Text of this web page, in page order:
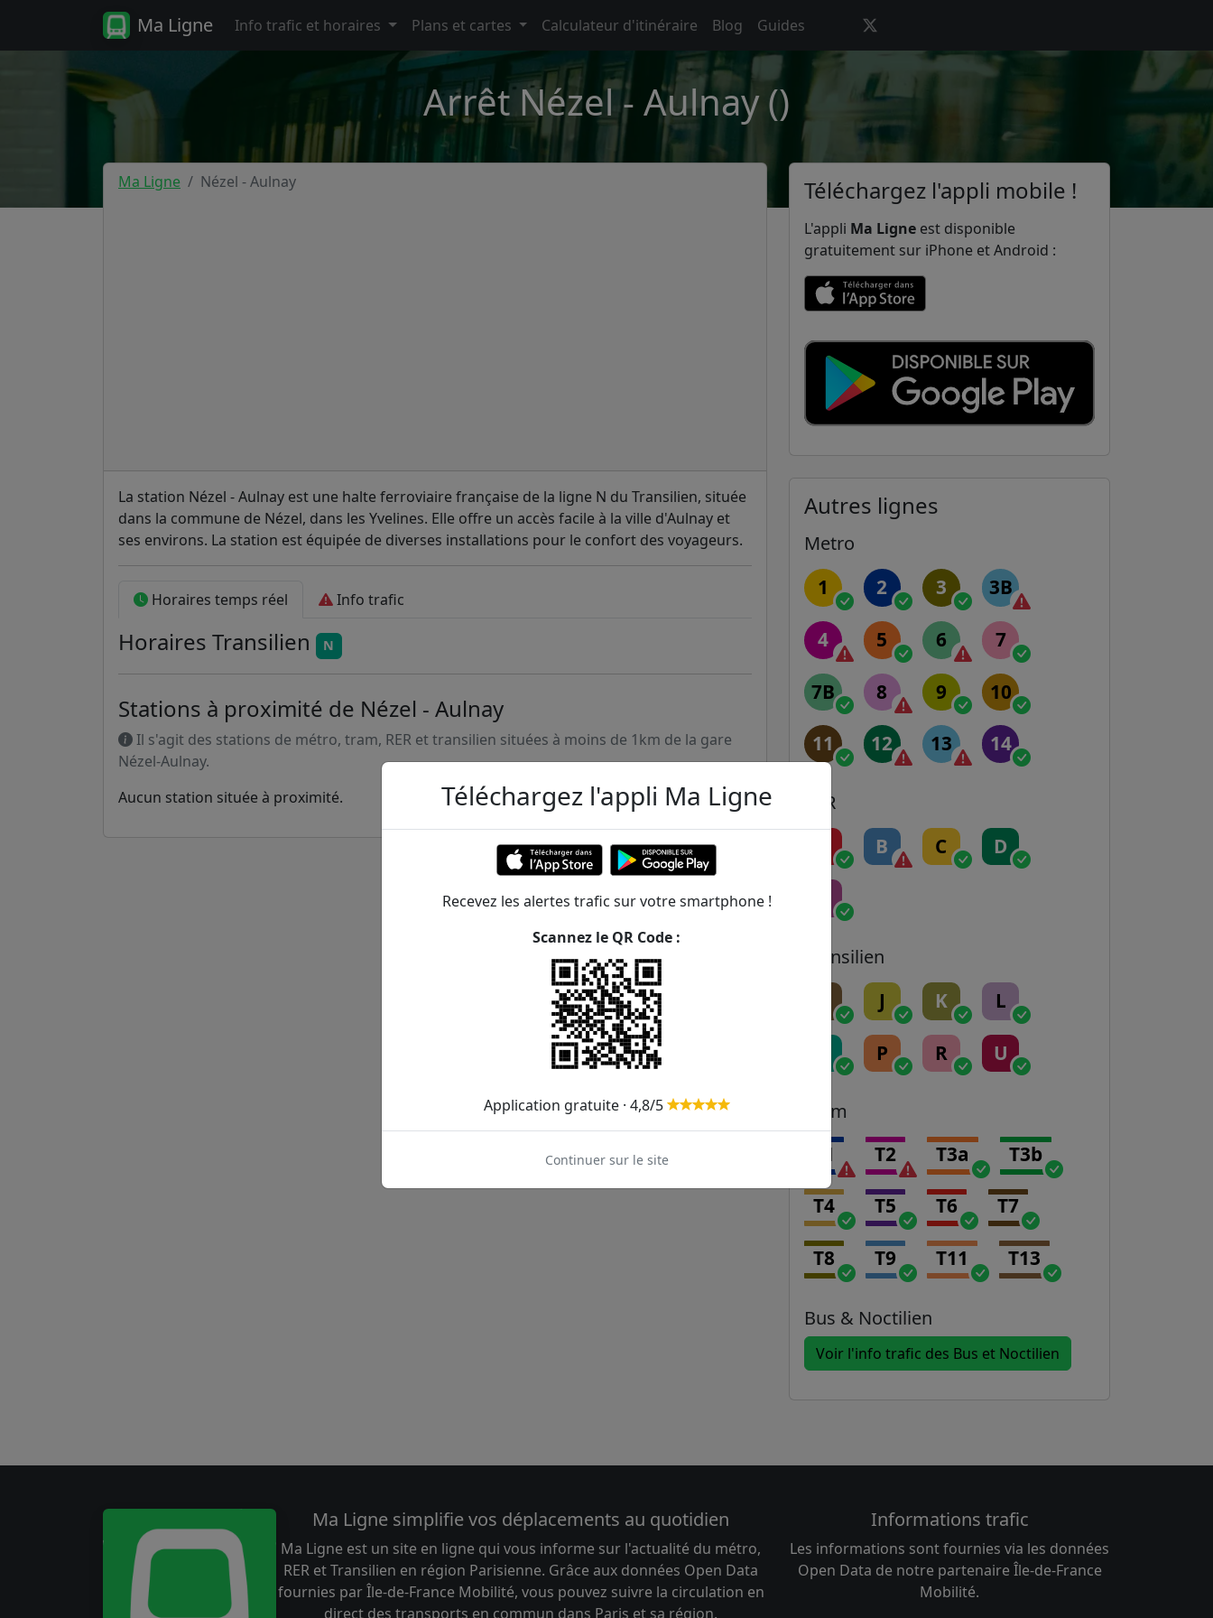
Ma Ligne Info trafic et horaires Plans et cartes Calculateur d'itinéraire Blog Guides
Arrêt Nézel - Aulnay ()
Ma Ligne Nézel - Aulnay
La station Nézel - Aulnay est une halte ferroviaire française de la ligne N du Transilien, située
dans la commune de Nézel, dans les Yvelines. Elle offre un accès facile à la ville d'Aulnay et
ses environs. La station est équipée de diverses installations pour le confort des voyageurs.
Horaires temps réel Info trafic
Horaires Transilien N
Stations à proximité de Nézel - Aulnay
Il s'agit des stations de métro, tram, RER et transilien situées à moins de 1km de la gare
Nézel-Aulnay.
Aucun station située à proximité.
Téléchargez l'appli mobile !
L'appli Ma Ligne est disponible
gratuitement sur iPhone et Android :
Autres lignes
Metro
1 2 3 3B
4 5 6 7
7B 8 9 10
11 12 13 14
RER
B C D
Transilien
J K L
P R U
Tram
T1 T2 T3a T3b
T4 T5 T6 T7
T8 T9 T11 T13
Bus & Noctilien
Voir l'info trafic des Bus et Noctilien
Ma Ligne simplifie vos déplacements au quotidien
Ma Ligne est un site en ligne qui vous informe sur l'actualité du métro,
RER et Transilien en région Parisienne. Grâce aux données Open Data
fournies par Île-de-France Mobilité, vous pouvez suivre la circulation en
direct des transports en commun dans Paris et sa région.
Informations trafic
Les informations sont fournies via les données
Open Data de notre partenaire Île-de-France
Mobilité.
Téléchargez l'appli Ma Ligne
Recevez les alertes trafic sur votre smartphone !
Scannez le QR Code :
Application gratuite · 4,8/5
Continuer sur le site